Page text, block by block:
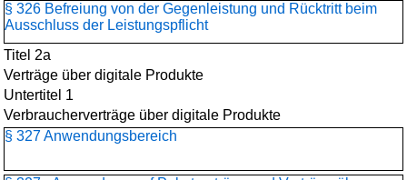
§ 326 Befreiung von der Gegenleistung und Rücktritt beim
Ausschluss der Leistungspflicht
Titel 2a
Verträge über digitale Produkte
Untertitel 1
Verbraucherverträge über digitale Produkte
§ 327 Anwendungsbereich